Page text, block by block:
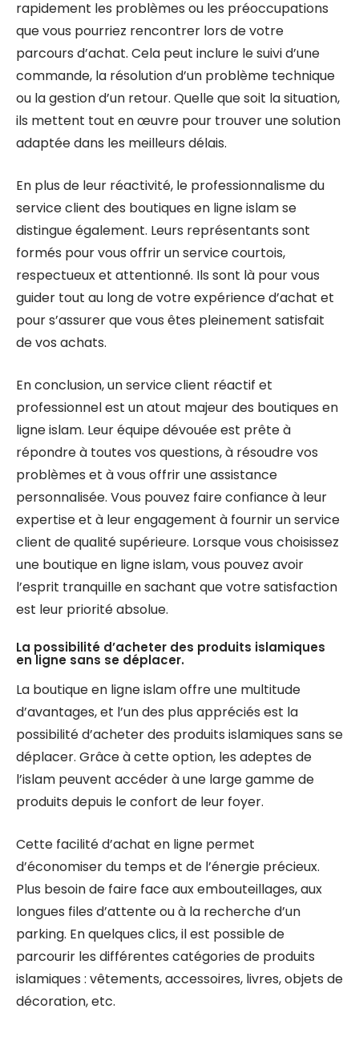
rapidement les problèmes ou les préoccupations
que vous pourriez rencontrer lors de votre
parcours d’achat. Cela peut inclure le suivi d’une
commande, la résolution d’un problème technique
ou la gestion d’un retour. Quelle que soit la situation,
ils mettent tout en œuvre pour trouver une solution
adaptée dans les meilleurs délais.
En plus de leur réactivité, le professionnalisme du
service client des boutiques en ligne islam se
distingue également. Leurs représentants sont
formés pour vous offrir un service courtois,
respectueux et attentionné. Ils sont là pour vous
guider tout au long de votre expérience d’achat et
pour s’assurer que vous êtes pleinement satisfait
de vos achats.
En conclusion, un service client réactif et
professionnel est un atout majeur des boutiques en
ligne islam. Leur équipe dévouée est prête à
répondre à toutes vos questions, à résoudre vos
problèmes et à vous offrir une assistance
personnalisée. Vous pouvez faire confiance à leur
expertise et à leur engagement à fournir un service
client de qualité supérieure. Lorsque vous choisissez
une boutique en ligne islam, vous pouvez avoir
l’esprit tranquille en sachant que votre satisfaction
est leur priorité absolue.
La possibilité d’acheter des produits islamiques
en ligne sans se déplacer.
La boutique en ligne islam offre une multitude
d’avantages, et l’un des plus appréciés est la
possibilité d’acheter des produits islamiques sans se
déplacer. Grâce à cette option, les adeptes de
l’islam peuvent accéder à une large gamme de
produits depuis le confort de leur foyer.
Cette facilité d’achat en ligne permet
d’économiser du temps et de l’énergie précieux.
Plus besoin de faire face aux embouteillages, aux
longues files d’attente ou à la recherche d’un
parking. En quelques clics, il est possible de
parcourir les différentes catégories de produits
islamiques : vêtements, accessoires, livres, objets de
décoration, etc.